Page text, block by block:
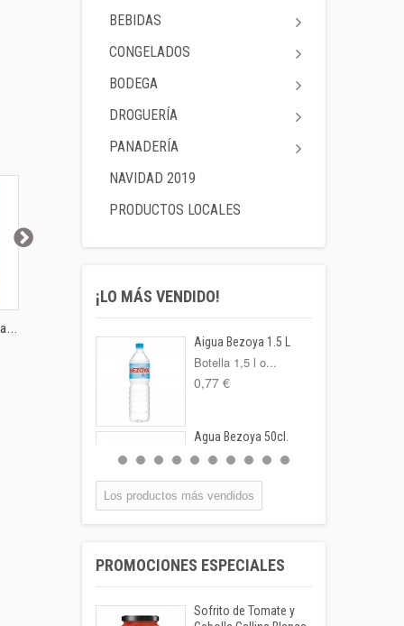
Mix
BEBIDAS
CONGELADOS
BODEGA
DROGUERÍA
PANADERÍA
NAVIDAD 2019
PRODUCTOS LOCALES
¡LO MÁS VENDIDO!
Aigua Bezoya 1.5 L
Botella 1,5 l o...
0,77 €
Agua Bezoya 50cl.
FORMATO:
0,55 €
Lata 33cl
Los productos más vendidos
PROMOCIONES ESPECIALES
Sofrito de Tomate y